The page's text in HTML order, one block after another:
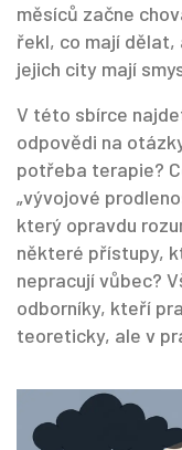
měsíců začne
řekl, co mají dělat,
jejich city mají
V této sbírce
odpovědi na
potřeba terapie?
„vývojové
který opravdu
některé přístupy,
nepracují vůbec?
odborníky, kteří
teoreticky, ale v